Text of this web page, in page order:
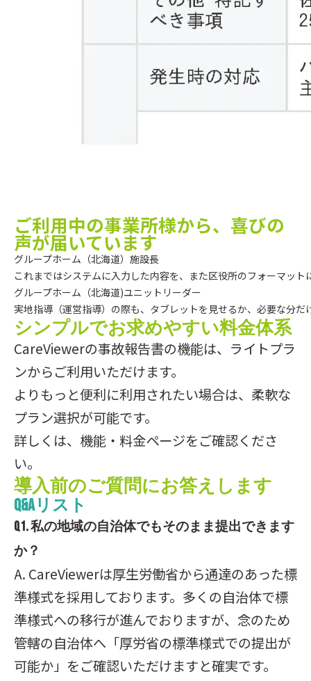
ご利用中の事業所様から、喜びの
声が届いています
グループホーム（北海道）施設長
これまではシステムに入力した内容を、また区役所のフォーマッ
グループホーム（北海道)ユニットリーダー
実地指導（運営指導）の際も、タブレットを見せるか、必要な分
シンプルでお求めやすい料金体系
CareViewerの事故報告書の機能は、ライトプラ
ンからご利用いただけます。
よりもっと便利に利用されたい場合は、柔軟な
プラン選択が可能です。
詳しくは、機能・料金ページをご確認くださ
い。
導入前のご質問にお答えします
Q&Aリスト
Q1. 私の地域の自治体でもそのまま提出できます
か？
A. CareViewerは厚生労働省から通達のあった標
準様式を採用しております。多くの自治体で標
準様式への移行が進んでおりますが、念のため
管轄の自治体へ「厚労省の標準様式での提出が
可能か」をご確認いただけますと確実です。